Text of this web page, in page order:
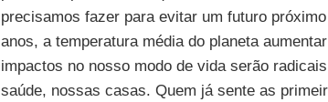
precisamos fazer para evitar um futuro
anos, a temperatura média do planeta
impactos no nosso modo de vida serão
saúde, nossas casas. Quem já sente as